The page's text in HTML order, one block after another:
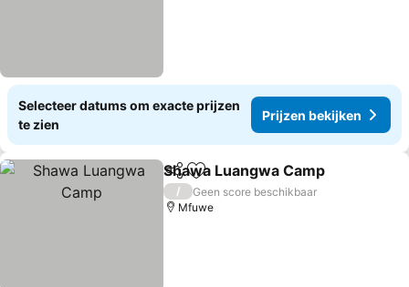
Selecteer datums om exacte prijzen
te zien
Prijzen bekijken
DelenToevoegen aan favorieten
Shawa Luangwa Camp
/
Geen score beschikbaar
Mfuwe